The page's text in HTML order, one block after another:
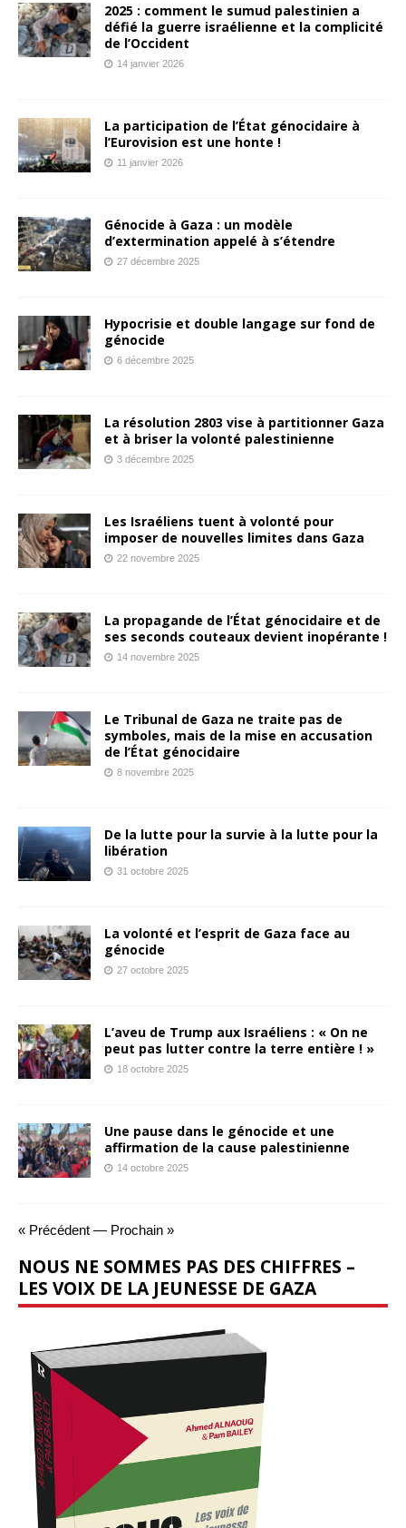
2025 : comment le sumud palestinien a
défié la guerre israélienne et la complicité
de l’Occident
14 janvier 2026
La participation de l’État génocidaire à
l’Eurovision est une honte !
11 janvier 2026
Génocide à Gaza : un modèle
d’extermination appelé à s’étendre
27 décembre 2025
Hypocrisie et double langage sur fond de
génocide
6 décembre 2025
La résolution 2803 vise à partitionner Gaza
et à briser la volonté palestinienne
3 décembre 2025
Les Israéliens tuent à volonté pour
imposer de nouvelles limites dans Gaza
22 novembre 2025
La propagande de l’État génocidaire et de
ses seconds couteaux devient inopérante !
14 novembre 2025
Le Tribunal de Gaza ne traite pas de
symboles, mais de la mise en accusation
de l’État génocidaire
8 novembre 2025
De la lutte pour la survie à la lutte pour la
libération
31 octobre 2025
La volonté et l’esprit de Gaza face au
génocide
27 octobre 2025
L’aveu de Trump aux Israéliens : « On ne
peut pas lutter contre la terre entière ! »
18 octobre 2025
Une pause dans le génocide et une
affirmation de la cause palestinienne
14 octobre 2025
« Précédent — Prochain »
NOUS NE SOMMES PAS DES CHIFFRES –
LES VOIX DE LA JEUNESSE DE GAZA